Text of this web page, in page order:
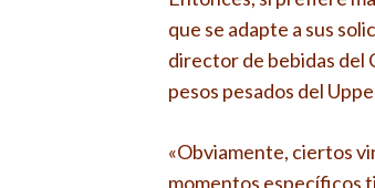
que se adapte a sus
director de bebidas del
pesos pesados ​​del
«Obviamente, ciertos
momentos específicos